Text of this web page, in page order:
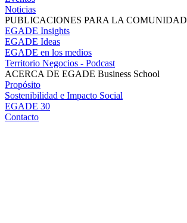
Noticias
PUBLICACIONES PARA LA COMUNIDAD
EGADE Insights
EGADE Ideas
EGADE en los medios
Territorio Negocios - Podcast
ACERCA DE EGADE Business School
Propósito
Sostenibilidad e Impacto Social
EGADE 30
Contacto